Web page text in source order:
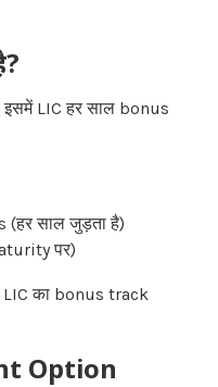
इसमें LIC हर साल bonus
साल जुड़ता है)
पर)
LIC का bonus track
Option